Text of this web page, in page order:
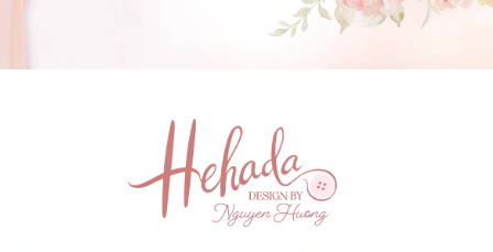
GẬT ĐẦU NHÉ NÀNG !
(Click vào đây để He và Nàng có 1 cuộc hẹn nà)